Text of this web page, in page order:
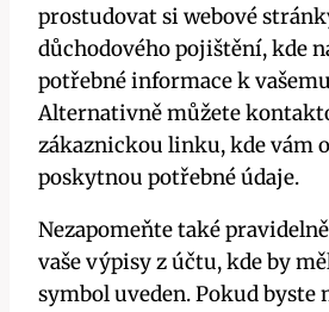
prostudovat si webové
důchodového pojištění, kde
potřebné informace k
Alternativně můžete
zákaznickou linku, kde vám
poskytnou potřebné údaje.
Nezapomeňte také
vaše výpisy z účtu, kde by
symbol uveden. Pokud byste